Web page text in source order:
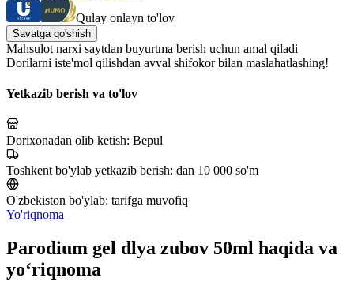
Qulay onlayn to'lov
Savatga qo'shish
Mahsulot narxi saytdan buyurtma berish uchun amal qiladi
Dorilarni iste'mol qilishdan avval shifokor bilan maslahatlashing!
Yetkazib berish va to'lov
Dorixonadan olib ketish: Bepul
Toshkent bo'ylab yetkazib berish: dan 10 000 so'm
O'zbekiston bo'ylab: tarifga muvofiq
Yo'riqnoma
Parodium gel dlya zubov 50ml haqida va
yo‘riqnoma